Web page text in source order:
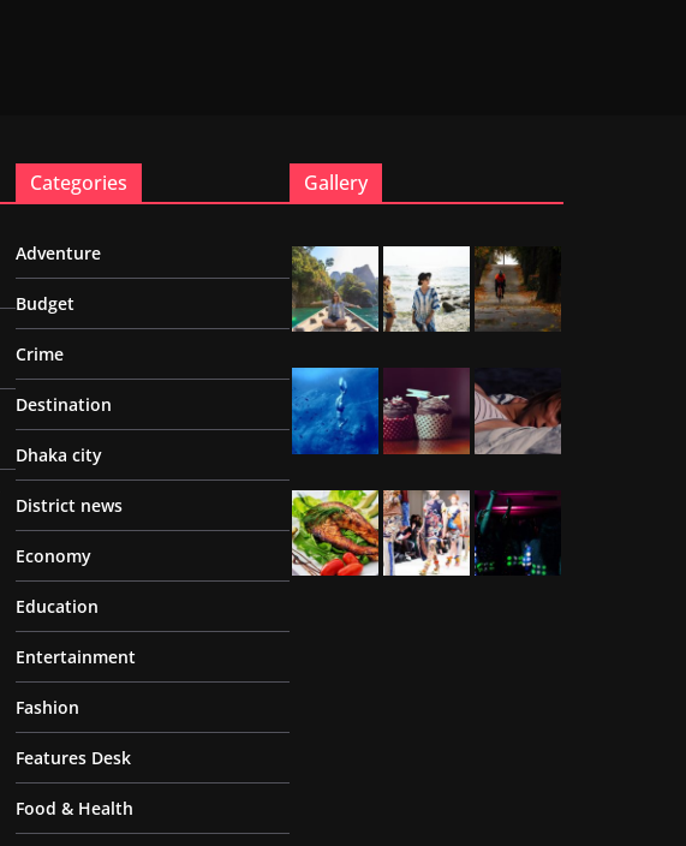
Categories
Adventure
Budget
Crime
Destination
Dhaka city
District news
Economy
Education
Entertainment
Fashion
Features Desk
Food & Health
Gallery